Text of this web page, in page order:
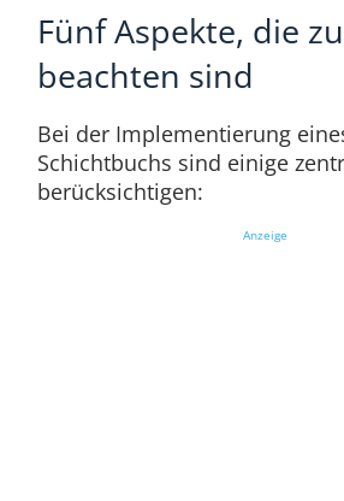
Fünf Aspekte, die zu
beachten sind
Bei der Implementierung
Schichtbuchs sind einige
berücksichtigen:
Anzeige